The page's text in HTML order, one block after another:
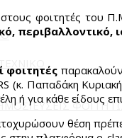
φοιτητές του
περιβαλλοντικό,
φοιτητές
(κ. Παπαδάκη
ή για κάθε είδους
θέση